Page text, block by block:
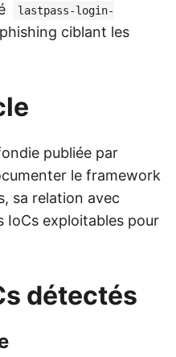
lastpass-login-
ciblant les
publiée par
le framework
sa relation avec
IoCs exploitables pour
détectés